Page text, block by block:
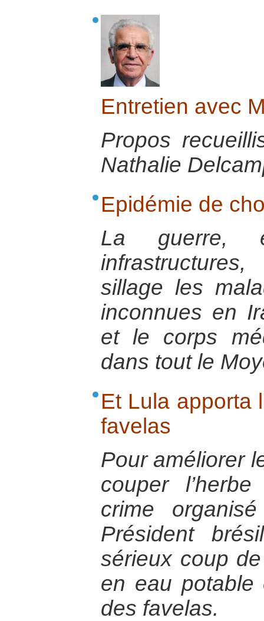
Entretien avec
Propos
Nathalie
Epidémie de
La guerre,
sillage les
inconnues en
et le corps
dans tout le
Et Lula apporta
favelas
Pour améliorer
couper
crime
Président
sérieux coup
en eau potable
des favelas.